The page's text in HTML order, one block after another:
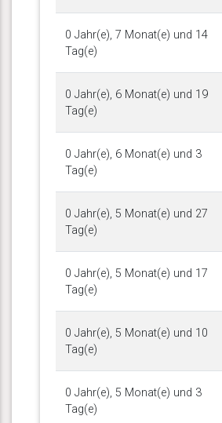
0 Jahr(e), 7 Monat(e) und 14
Tag(e)
0 Jahr(e), 6 Monat(e) und 19
Tag(e)
0 Jahr(e), 6 Monat(e) und 3
Tag(e)
0 Jahr(e), 5 Monat(e) und 27
Tag(e)
0 Jahr(e), 5 Monat(e) und 17
Tag(e)
0 Jahr(e), 5 Monat(e) und 10
Tag(e)
0 Jahr(e), 5 Monat(e) und 3
Tag(e)